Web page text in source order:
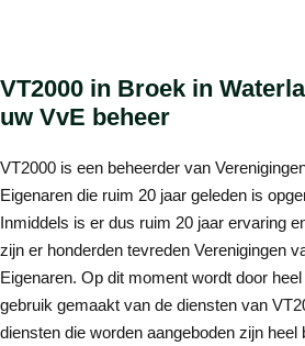
VT2000 in Broek in
uw VvE beheer
VT2000 is een beheerder van
Eigenaren die ruim 20 jaar geleden is
Inmiddels is er dus ruim 20 jaar ervaring
zijn er honderden tevreden Verenigingen
Eigenaren. Op dit moment wordt door
gebruik gemaakt van de diensten van
diensten die worden aangeboden zijn heel